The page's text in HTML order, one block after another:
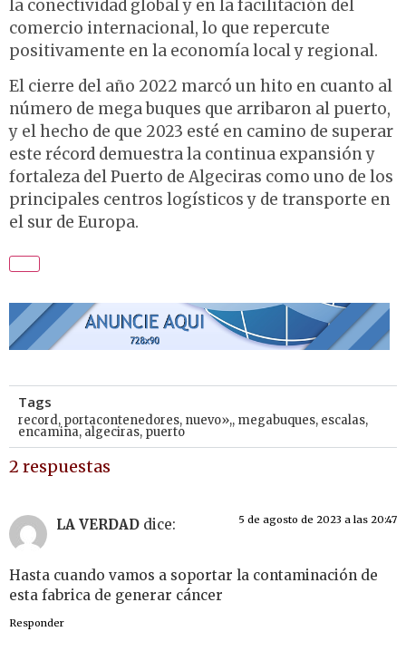
la conectividad global y en la facilitación del
comercio internacional, lo que repercute
positivamente en la economía local y regional.
El cierre del año 2022 marcó un hito en cuanto al
número de mega buques que arribaron al puerto,
y el hecho de que 2023 esté en camino de superar
este récord demuestra la continua expansión y
fortaleza del Puerto de Algeciras como uno de los
principales centros logísticos y de transporte en
el sur de Europa.
Tags
record, portacontenedores, nuevo»,, megabuques, escalas,
encamina, algeciras, puerto
2 respuestas
LA VERDAD dice: 5 de agosto de 2023 a las 20:47
Hasta cuando vamos a soportar la contaminación de
esta fabrica de generar cáncer
Responder